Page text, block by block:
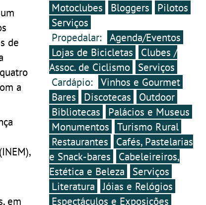
de
a
em
Motoclubes
Bloggers
Pilotos
Serviços
Propedalar: Agenda/Eventos
Lojas de Bicicletas
Clubes /
Assoc. de Ciclismo
Serviços
Cardápio: Vinhos e Gourmet
Bares
Discotecas
Outdoor
Bibliotecas
Palácios e Museus
Monumentos
Turismo Rural
Restaurantes
Cafés, Pastelarias
e Snack-bares
Cabeleireiros,
Estética e Beleza
Serviços
Literatura
Jóias e Relógios
Espectáculos e Exposições